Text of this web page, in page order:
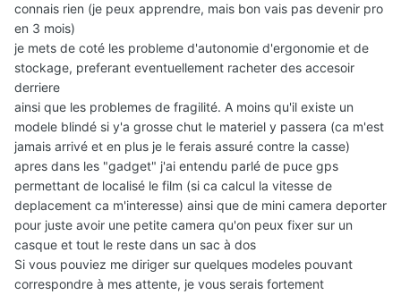
connais rien (je peux apprendre, mais bon vais pas devenir pro
en 3 mois)
je mets de coté les probleme d'autonomie d'ergonomie et de
stockage, preferant eventuellement racheter des accesoir
derriere
ainsi que les problemes de fragilité. A moins qu'il existe un
modele blindé si y'a grosse chut le materiel y passera (ca m'est
jamais arrivé et en plus je le ferais assuré contre la casse)
apres dans les "gadget" j'ai entendu parlé de puce gps
permettant de localisé le film (si ca calcul la vitesse de
deplacement ca m'interesse) ainsi que de mini camera deporter
pour juste avoir une petite camera qu'on peux fixer sur un
casque et tout le reste dans un sac à dos
Si vous pouviez me diriger sur quelques modeles pouvant
correspondre à mes attente, je vous serais fortement